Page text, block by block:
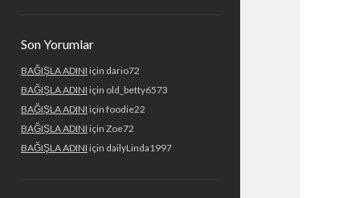
Son Yorumlar
BAĞIŞLA ADINI için dario72
BAĞIŞLA ADINI için old_betty6573
BAĞIŞLA ADINI için foodie22
BAĞIŞLA ADINI için Zoe72
BAĞIŞLA ADINI için dailyLinda1997